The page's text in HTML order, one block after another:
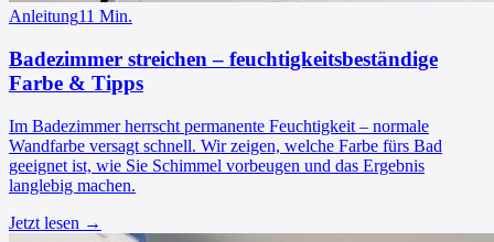
Anleitung11 Min.
Badezimmer streichen – feuchtigkeitsbeständige
Farbe & Tipps
Im Badezimmer herrscht permanente Feuchtigkeit – normale
Wandfarbe versagt schnell. Wir zeigen, welche Farbe fürs Bad
geeignet ist, wie Sie Schimmel vorbeugen und das Ergebnis
langlebig machen.
Jetzt lesen →